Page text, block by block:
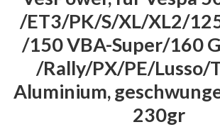
/ET3/PK/S/XL/XL2/
/150 VBA-Super/160
/Rally/PX/PE/Lusso/
Aluminium,
230gr